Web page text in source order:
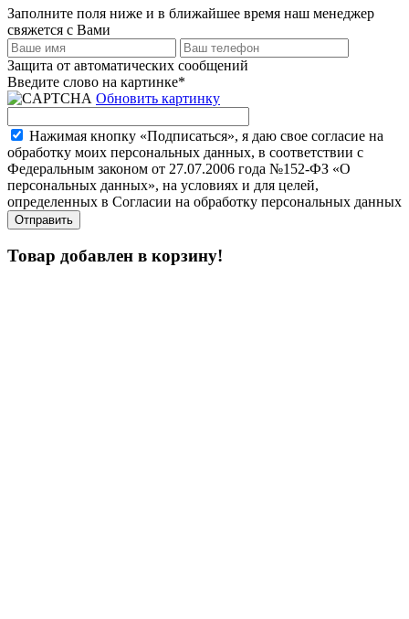
Заполните поля ниже и в ближайшее время наш менеджер
свяжется с Вами
Защита от автоматических сообщений
Введите слово на картинке*
Обновить картинку
Нажимая кнопку «Подписаться», я даю свое согласие на
обработку моих персональных данных, в соответствии с
Федеральным законом от 27.07.2006 года №152-ФЗ «О
персональных данных», на условиях и для целей,
определенных в Согласии на обработку персональных данных
Товар добавлен в корзину!